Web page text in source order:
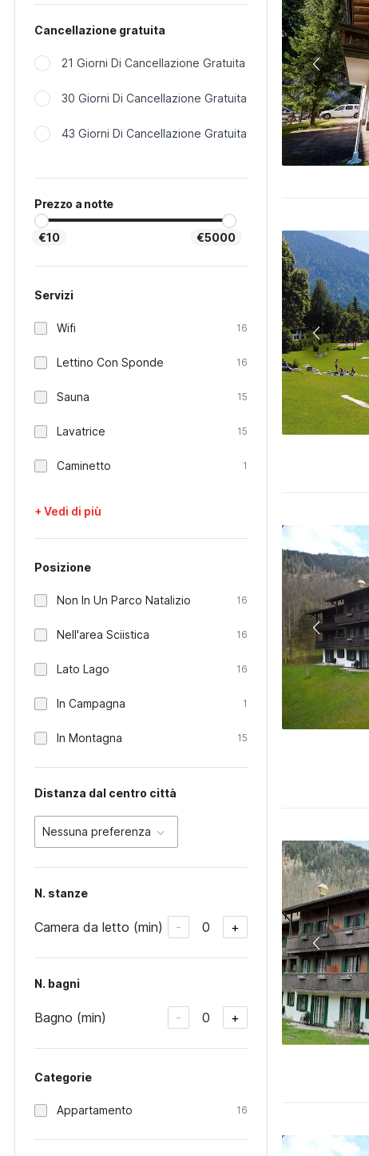
Cancellazione gratuita
21 Giorni Di Cancellazione Gratuita
30 Giorni Di Cancellazione Gratuita
43 Giorni Di Cancellazione Gratuita
Prezzo a notte
€10 €5000
Servizi
Wifi 16
Lettino Con Sponde 16
Sauna 15
Lavatrice 15
Caminetto 1
+ Vedi di più
Posizione
Non In Un Parco Natalizio 16
Nell'area Sciistica 16
Lato Lago 16
In Campagna 1
In Montagna 15
Distanza dal centro città
Nessuna preferenza
N. stanze
Camera da letto (min) - 0 +
N. bagni
Bagno (min) - 0 +
Categorie
Appartamento 16